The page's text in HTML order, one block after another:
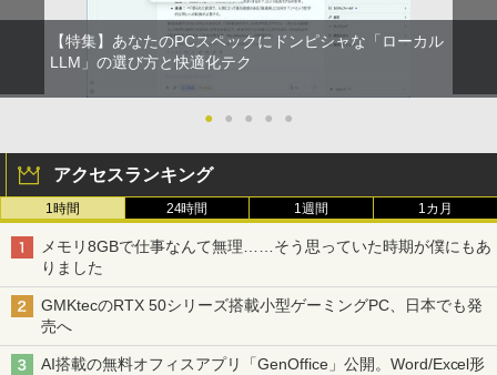
【特集】あなたのPCスペックにドンピシャな「ローカル
LLM」の選び方と快適化テク
● ● ● ● ●
アクセスランキング
1時間 24時間 1週間 1カ月
メモリ8GBで仕事なんて無理……そう思っていた時期が僕にもあ
りました
GMKtecのRTX 50シリーズ搭載小型ゲーミングPC、日本でも発
売へ
AI搭載の無料オフィスアプリ「GenOffice」公開。Word/Excel形